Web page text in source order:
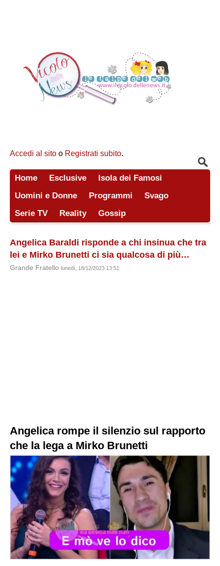
Accedi al sito o Registrati subito.
Home Esclusive
Isola dei Famosi
Uomini e Donne
Programmi
Svago
Serie TV
Reality Gossip
Angelica Baraldi risponde a chi insinua che tra
lei e Mirko Brunetti ci sia qualcosa di più…
Grande Fratello lunedì, 18/12/2023 13:51
Angelica rompe il silenzio sul rapporto
che la lega a Mirko Brunetti